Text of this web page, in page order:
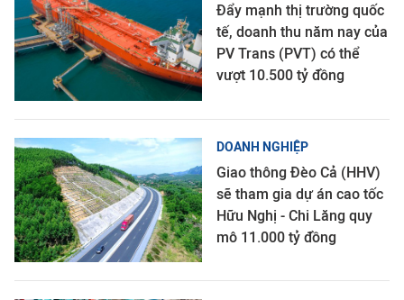
Đẩy mạnh thị trường quốc
tế, doanh thu năm nay của
PV Trans (PVT) có thể
vượt 10.500 tỷ đồng
DOANH NGHIỆP
Giao thông Đèo Cả (HHV)
sẽ tham gia dự án cao tốc
Hữu Nghị - Chi Lăng quy
mô 11.000 tỷ đồng